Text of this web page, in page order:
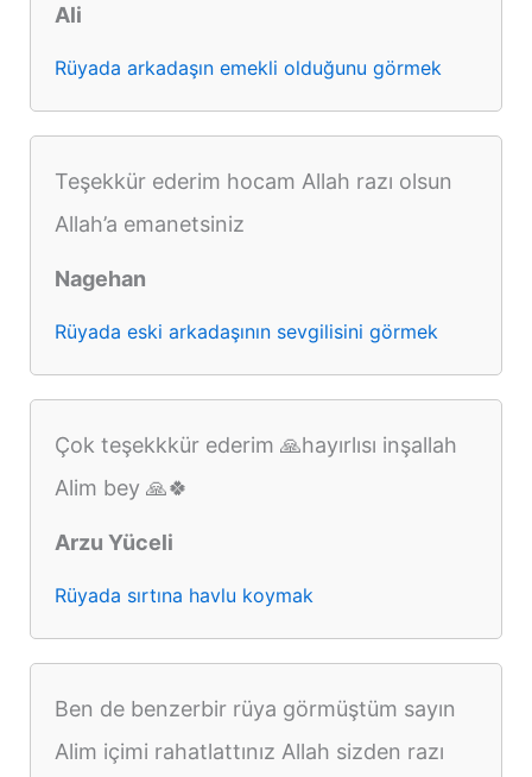
Ali
Rüyada arkadaşın emekli olduğunu görmek
Teşekkür ederim hocam Allah razı olsun
Allah’a emanetsiniz
Nagehan
Rüyada eski arkadaşının sevgilisini görmek
Çok teşekkkür ederim 🙏hayırlısı inşallah
Alim bey 🙏🍀
Arzu Yüceli
Rüyada sırtına havlu koymak
Ben de benzerbir rüya görmüştüm sayın
Alim içimi rahatlattınız Allah sizden razı